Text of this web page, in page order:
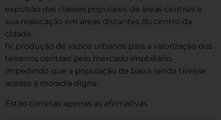
expulsão das classes populares de áreas centrais e
sua realocação em áreas distantes do centro da
cidade.
IV. produção de vazios urbanos para a valorização dos
terrenos centrais pelo mercado imobiliário,
impedindo que a população de baixa renda tivesse
acesso à moradia digna.
Estão corretas apenas as afirmativas